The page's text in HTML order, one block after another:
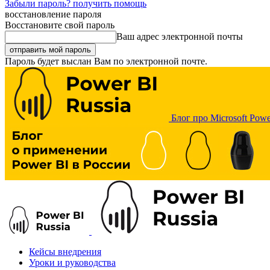
Забыли пароль? получить помощь
восстановление пароля
Восстановите свой пароль
Ваш адрес электронной почты
Пароль будет выслан Вам по электронной почте.
Блог про Microsoft
Кейсы внедрения
Уроки и руководства